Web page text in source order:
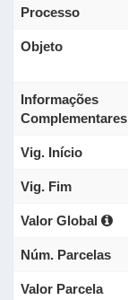
Processo
Objeto
Informações
Complementares
Vig. Início
Vig. Fim
Valor Global
Núm. Parcelas
Valor Parcela